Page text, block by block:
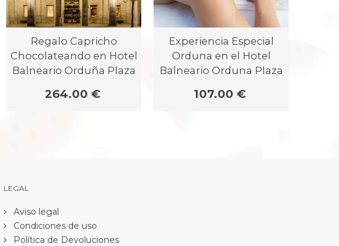
Regalo Capricho
Chocolateando en Hotel
Balneario Orduña Plaza
264.00 €
Experiencia Especial
Orduna en el Hotel
Balneario Orduna Plaza
107.00 €
LEGAL
Aviso legal
Condiciones de uso
Política de Devoluciones